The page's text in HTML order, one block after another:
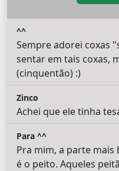
^^
Sempre adorei coxas
sentar em tais coxas,
(cinquentão) :)
Zinco
Achei que ele tinha
Para ^^
Pra mim, a parte mais
é o peito. Aqueles